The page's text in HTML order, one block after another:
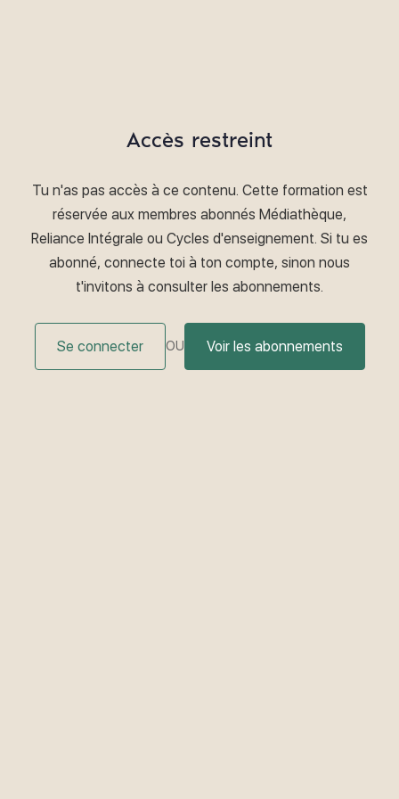
Accès restreint
Tu n'as pas accès à ce contenu. Cette formation est
réservée aux membres abonnés Médiathèque,
Reliance Intégrale ou Cycles d'enseignement. Si tu es
abonné, connecte toi à ton compte, sinon nous
t'invitons à consulter les abonnements.
Se connecter OU Voir les abonnements